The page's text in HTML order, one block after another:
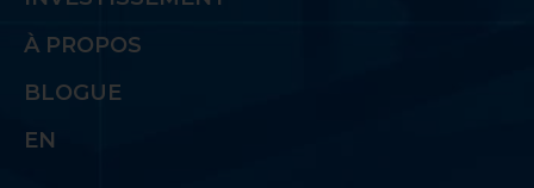
À PROPOS
BLOGUE
EN